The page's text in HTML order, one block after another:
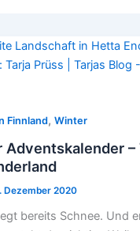
Finnland,Winter
Adventskalender –
Dezember 2020
bereits Schnee. Und